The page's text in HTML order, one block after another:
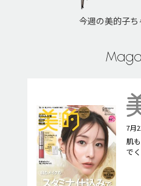
今週の美的子
7月
肌
で